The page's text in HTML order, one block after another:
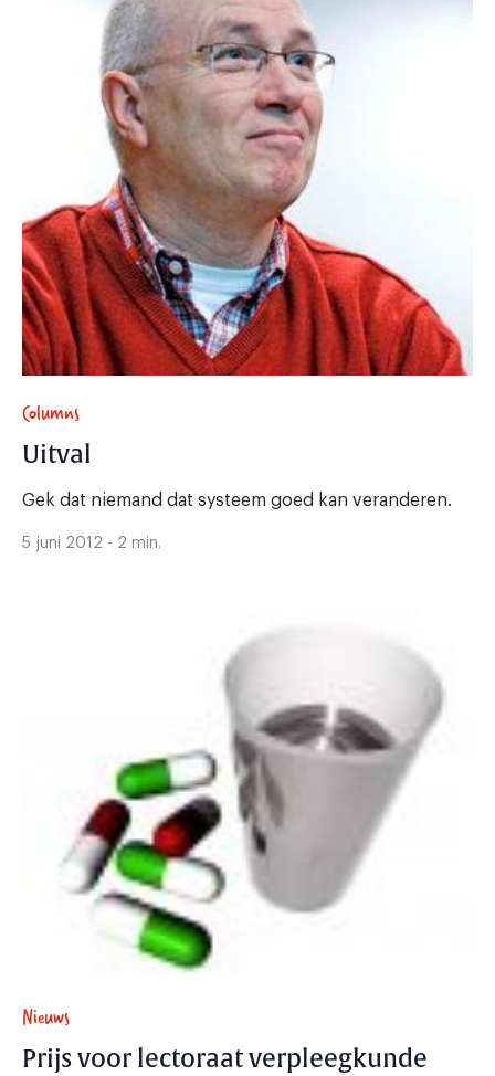
Columns
Uitval
Gek dat niemand dat systeem goed kan veranderen.
5 juni 2012 - 2 min.
Nieuws
Prijs voor lectoraat verpleegkunde